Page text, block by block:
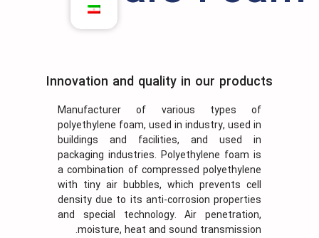
Innovation and quality in our
Manufacturer of various types of
polyethylene foam, used in industry, used in
buildings and facilities, and used in
packaging industries. Polyethylene foam is
a combination of compressed polyethylene
with tiny air bubbles, which prevents cell
density due to its anti-corrosion properties
and special technology. Air penetration,
moisture, heat and sound transmission.